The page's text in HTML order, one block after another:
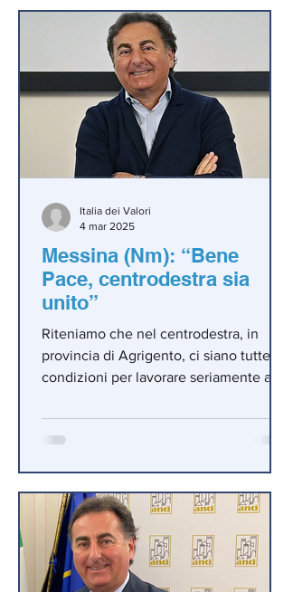
Messina (Nm): “Bene
Pace, centrodestra sia
unito”
Riteniamo che nel centrodestra, in
provincia di Agrigento, ci siano tutte le
condizioni per lavorare seriamente ad
Italia dei Valori
4 mar 2025